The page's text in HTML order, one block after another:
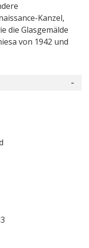
Kanzel,
die Glasgemälde
von 1942 und